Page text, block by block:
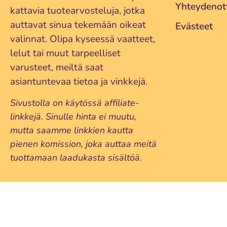
kattavia tuotearvosteluja, jotka
auttavat sinua tekemään oikeat
valinnat. Olipa kyseessä vaatteet,
lelut tai muut tarpeelliset
varusteet, meiltä saat
asiantuntevaa tietoa ja vinkkejä.
Sivustolla on käytössä affiliate-
linkkejä. Sinulle hinta ei muutu,
mutta saamme linkkien kautta
pienen komission, joka auttaa meitä
tuottamaan laadukasta sisältöä.
Evästeet